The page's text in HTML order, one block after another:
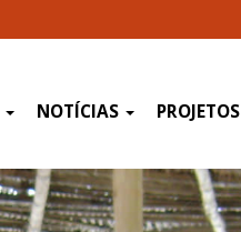
NOTÍCIAS PROJETOS